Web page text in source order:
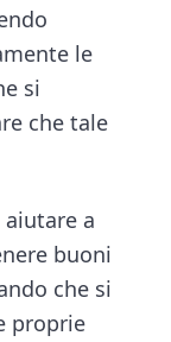
le
si
che tale
aiutare a
buoni
che si
proprie